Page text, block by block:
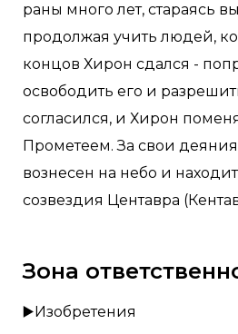
раны много лет, стараясь
продолжая учить людей,
концов Хирон сдался -
освободить его и
согласился, и Хирон
Прометеем. За свои
вознесен на небо и
созвездия Центавра
Зона
▶️Изобретения